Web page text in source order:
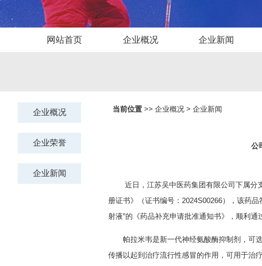
网站首页 企业概况 企业新闻
当前位置 >> 企业概况 > 企业新闻
公
近日，江苏吴中医药集团有限公司下属分支
册证书》（证书编号：2024S00266），该药
射液”的《药品补充申请批准通知书》，顺利通
帕拉米韦是新一代神经氨酸酶抑制剂，可选
传播以起到治疗流行性感冒的作用，可用于治